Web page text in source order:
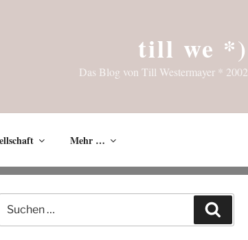
till we *)
Das Blog von Till Westermayer * 2002
Mehr …
nach: